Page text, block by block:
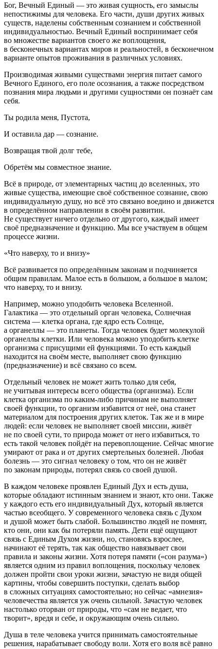
Бог, Вечный Единый — это живая сущность, его замыслы
непостижимы для человека. Его части, души других живых
существ, наделены собственным сознанием и собственной
индивидуальностью. Вечный Единый воспринимает себя
во множестве вариантов своего же воплощения,
в бесконечных вариантах миров и реальностей, в бесконечном
варианте опытов проживания в различных условиях.
Производимая живыми существами энергия питает самого
Вечного Единого, его поле осознания, а также посредством
познания мира людьми и другими сущностями он познаёт сам
себя.
Ты родила меня, Пустота,
И оставила дар — сознание.
Возвращая твой долг тебе,
Обретём мы совместное знание.
Всё в природе, от элементарных частиц до вселенных, это
живые существа, имеющие своё собственное сознание, свою
индивидуальную душу, но всё это связано воедино и движется
в определённом направлении в своём развитии.
Не существует ничего отдельно от другого, каждый имеет
своё предназначение и функцию. Мы все участвуем в общем
процессе жизни.
«Что наверху, то и внизу»
Всё развивается по определённым законам и подчиняется
общим правилам. Малое есть в большом, а большое в малом;
что наверху, то и внизу.
Например, можно уподобить человека Вселенной.
Галактика — это отдельный орган человека, Солнечная
система — клетка органа, где ядро есть Солнце,
а органеллы — это планеты. Тогда человек будет молекулой
органеллы клетки. Или человека можно уподобить клетке
организма с присущими ей функциями. То есть каждый
находится на своём месте, выполняет свою функцию
(предназначение) и всё связано со всем.
Отдельный человек не может жить только для себя,
не учитывая интересы всего общества (организма). Если
клетка организма по каким-либо причинам не выполняет
своей функции, то организм избавится от неё, она станет
материалом для построения других клеток. Так же и в мире
людей: если человек не выполняет своей миссии, живёт
не по своей сути, то природа может от него избавиться, то
есть такой человек пойдёт на перевоплощение. Сейчас многие
умирают от рака и от других смертельных болезней. Любая
болезнь — это сигнал человеку о том, что он не живёт
по законам природы, потерял связь со своей душой.
В каждом человеке проявлен Единый Дух и есть душа,
которые обладают истинным знанием и знают, кто они. Также
у каждого есть его индивидуальный Дух, который является
частью всеобщего. У современного человека связь с Духом
и душой может быть слабой. Большинство людей не помнят,
кто они, они как бы потеряли память. Дети ещё ощущают
связь с Единым Духом жизни, но, становясь взрослее,
начинают её терять, так как общество навязывает свои
правила и законы жизни. Хотя потеря памяти («сон разума»)
является одним из правил воплощения, поскольку человек
должен пройти свои уроки жизни, зачастую не видя общей
картины, чтобы совершить поступки, сделать выбор
в сложных ситуациях самостоятельно; но сейчас «амнезия»
человечества является уж очень сильной. Зачастую человек
настолько оторван от природы, что «сам не ведает, что
творит», вредя и себе, и окружающим очень сильно.
Душа в теле человека учится принимать самостоятельные
решения, нарабатывает свободу воли. Хотя его воля всё равно